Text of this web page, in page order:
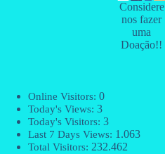
Considere
nos fazer
uma
Doação!!
Online Visitors: 0
Today's Views: 3
Today's Visitors: 3
Last 7 Days Views: 1.063
Total Visitors: 232.462